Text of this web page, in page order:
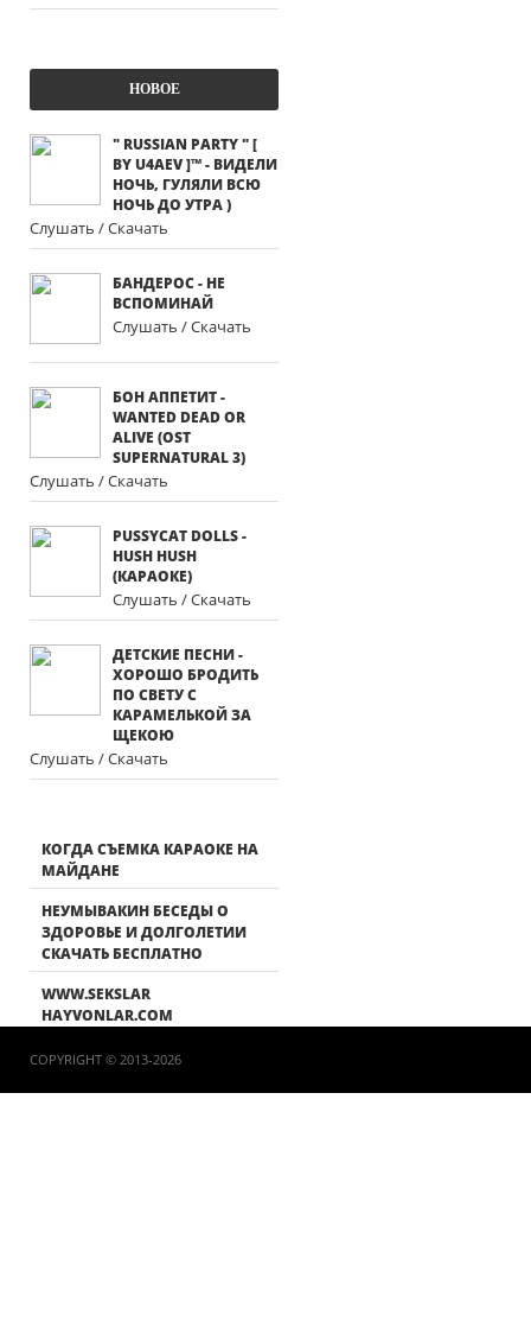
НОВОЕ
" RUSSIAN PARTY " [
BY U4AEV ]™ - ВИДЕЛИ
НОЧЬ, ГУЛЯЛИ ВСЮ
НОЧЬ ДО УТРА )
Слушать / Скачать
БАНДЕРОС - НЕ
ВСПОМИНАЙ
Слушать / Скачать
БОН АППЕТИТ -
WANTED DEAD OR
ALIVE (OST
SUPERNATURAL 3)
Слушать / Скачать
PUSSYCAT DOLLS -
HUSH HUSH
(КАРАОКЕ)
Слушать / Скачать
ДЕТСКИЕ ПЕСНИ -
ХОРОШО БРОДИТЬ
ПО СВЕТУ С
КАРАМЕЛЬКОЙ ЗА
ЩЕКОЮ
Слушать / Скачать
КОГДА СЪЕМКА КАРАОКЕ НА
МАЙДАНЕ
НЕУМЫВАКИН БЕСЕДЫ О
ЗДОРОВЬЕ И ДОЛГОЛЕТИИ
СКАЧАТЬ БЕСПЛАТНО
WWW.SEKSLAR
HAYVONLAR.COM
COPYRIGHT © 2013-2026